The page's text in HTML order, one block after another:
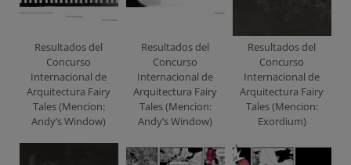
Resultados del
Concurso
Internacional de
Arquitectura Fairy
Tales (Mencion:
Andy’s Window)
Resultados del
Concurso
Internacional de
Arquitectura Fairy
Tales (Mencion:
Andy’s Window)
Resultados del
Concurso
Internacional de
Arquitectura Fairy
Tales (Mencion:
Exordium)